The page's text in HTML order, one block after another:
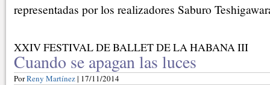
representadas por los realizadores Saburo
XXIV FESTIVAL DE BALLET DE LA HABANA III
Cuando se apagan las luces
PorReny Martínez| 17/11/2014